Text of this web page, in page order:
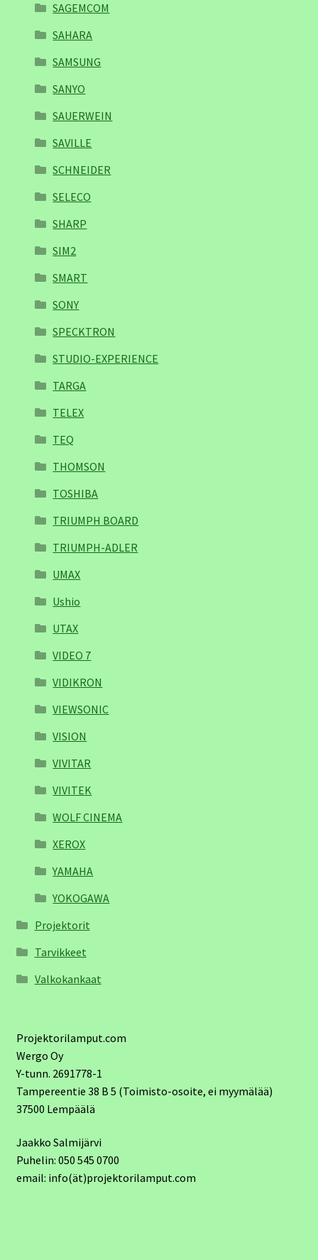
SAGEMCOM
SAHARA
SAMSUNG
SANYO
SAUERWEIN
SAVILLE
SCHNEIDER
SELECO
SHARP
SIM2
SMART
SONY
SPECKTRON
STUDIO-EXPERIENCE
TARGA
TELEX
TEQ
THOMSON
TOSHIBA
TRIUMPH BOARD
TRIUMPH-ADLER
UMAX
Ushio
UTAX
VIDEO 7
VIDIKRON
VIEWSONIC
VISION
VIVITAR
VIVITEK
WOLF CINEMA
XEROX
YAMAHA
YOKOGAWA
Projektorit
Tarvikkeet
Valkokankaat
Projektorilamput.com
Wergo Oy
Y-tunn. 2691778-1
Tampereentie 38 B 5 (Toimisto-osoite, ei myymälää)
37500 Lempäälä
Jaakko Salmijärvi
Puhelin: 050 545 0700
email: info(ät)projektorilamput.com